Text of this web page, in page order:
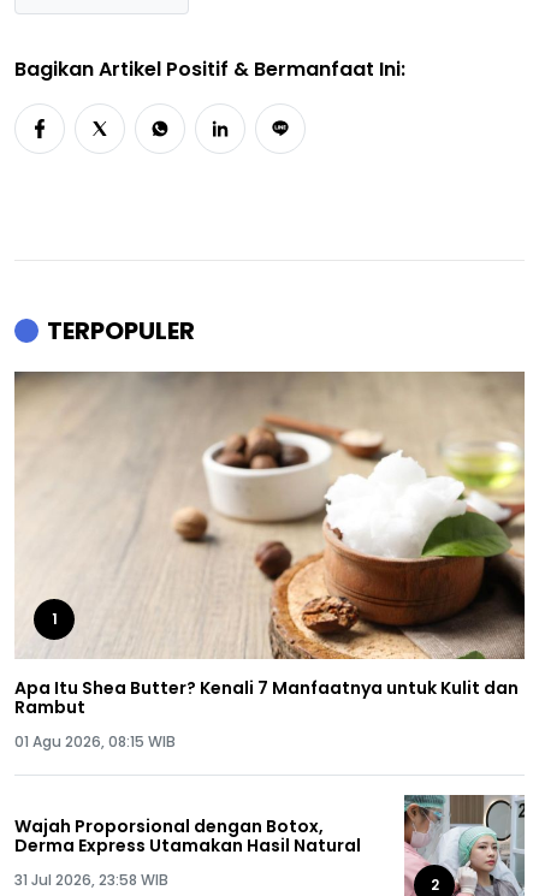
Bagikan Artikel Positif & Bermanfaat Ini:
TERPOPULER
1
Apa Itu Shea Butter? Kenali 7 Manfaatnya untuk Kulit dan
Rambut
01 Agu 2026, 08:15 WIB
Wajah Proporsional dengan Botox,
Derma Express Utamakan Hasil Natural
31 Jul 2026, 23:58 WIB 2